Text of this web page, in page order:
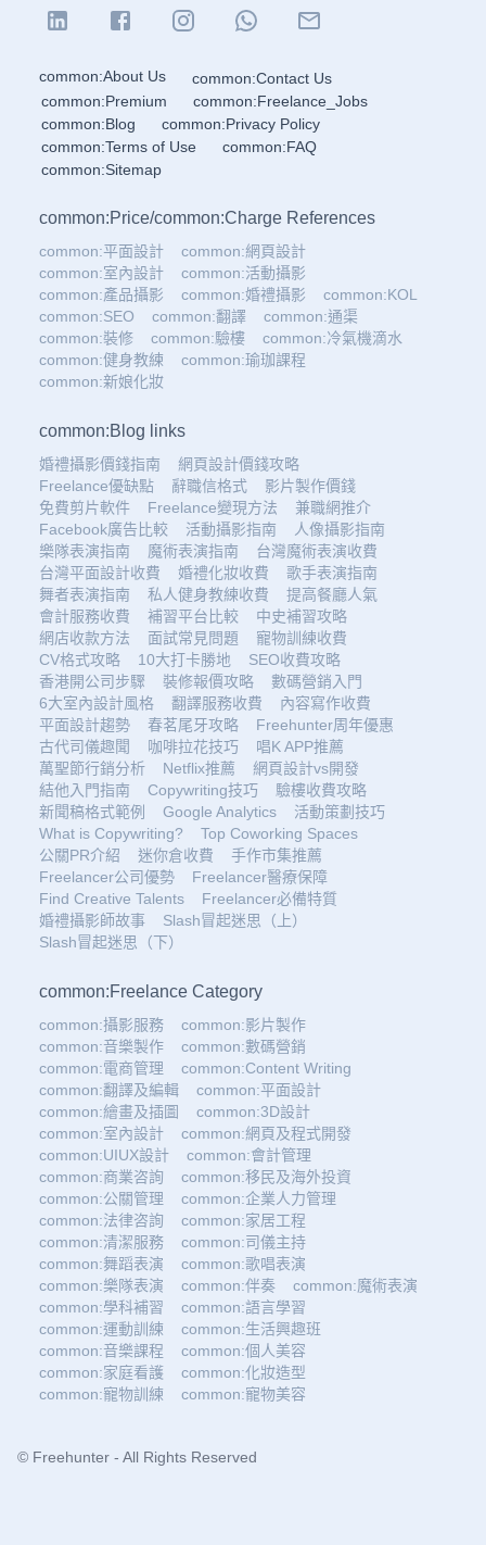
common:About Us
common:Contact Us
common:Premium
common:Freelance_Jobs
common:Blog
common:Privacy Policy
common:Terms of Use
common:FAQ
common:Sitemap
common:Price/common:Charge References
common:平面設計
common:網頁設計
common:室內設計
common:活動攝影
common:產品攝影
common:婚禮攝影
common:KOL
common:SEO
common:翻譯
common:通渠
common:裝修
common:驗樓
common:冷氣機滴水
common:健身教練
common:瑜珈課程
common:新娘化妝
common:Blog links
婚禮攝影價錢指南
網頁設計價錢攻略
Freelance優缺點
辭職信格式
影片製作價錢
免費剪片軟件
Freelance變現方法
兼職網推介
Facebook廣告比較
活動攝影指南
人像攝影指南
樂隊表演指南
魔術表演指南
台灣魔術表演收費
台灣平面設計收費
婚禮化妝收費
歌手表演指南
舞者表演指南
私人健身教練收費
提高餐廳人氣
會計服務收費
補習平台比較
中史補習攻略
網店收款方法
面試常見問題
寵物訓練收費
CV格式攻略
10大打卡勝地
SEO收費攻略
香港開公司步驟
裝修報價攻略
數碼營銷入門
6大室內設計風格
翻譯服務收費
內容寫作收費
平面設計趨勢
春茗尾牙攻略
Freehunter周年優惠
古代司儀趣聞
咖啡拉花技巧
唱K APP推薦
萬聖節行銷分析
Netflix推薦
網頁設計vs開發
結他入門指南
Copywriting技巧
驗樓收費攻略
新聞稿格式範例
Google Analytics
活動策劃技巧
What is Copywriting?
Top Coworking Spaces
公關PR介紹
迷你倉收費
手作市集推薦
Freelancer公司優勢
Freelancer醫療保障
Find Creative Talents
Freelancer必備特質
婚禮攝影師故事
Slash冒起迷思（上）
Slash冒起迷思（下）
common:Freelance Category
common:攝影服務
common:影片製作
common:音樂製作
common:數碼營銷
common:電商管理
common:Content Writing
common:翻譯及編輯
common:平面設計
common:繪畫及插圖
common:3D設計
common:室內設計
common:網頁及程式開發
common:UIUX設計
common:會計管理
common:商業咨詢
common:移民及海外投資
common:公關管理
common:企業人力管理
common:法律咨詢
common:家居工程
common:清潔服務
common:司儀主持
common:舞蹈表演
common:歌唱表演
common:樂隊表演
common:伴奏
common:魔術表演
common:學科補習
common:語言學習
common:運動訓練
common:生活興趣班
common:音樂課程
common:個人美容
common:家庭看護
common:化妝造型
common:寵物訓練
common:寵物美容
© Freehunter - All Rights Reserved